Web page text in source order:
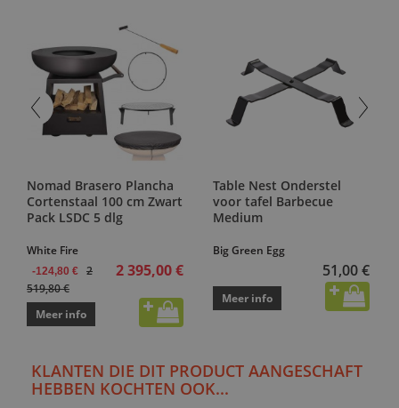
Nomad Brasero Plancha
Cortenstaal 100 cm Zwart
Pack LSDC 5 dlg
White Fire
-124,80 €
2
519,80 €
2 395,00 €
Meer info
Table Nest Onderstel
voor tafel Barbecue
Medium
Big Green Egg
51,00 €
Meer info
KLANTEN DIE DIT PRODUCT AANGESCHAFT
HEBBEN KOCHTEN OOK...